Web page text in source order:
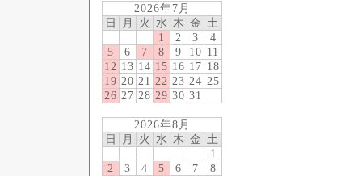
2026年7月
日
月 火 水 木 金 土
1
2 3
4
5
6 7 8 9 10 11
12 13 14 15 16 17 18
19 20 21 22 23 24 25
26 27 28 29 30 31
2026年8月
日
月 火 水 木 金 土
1
2
3 4 5 6 7
8